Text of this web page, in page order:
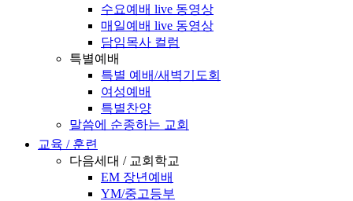
수요예배 live 동영상
매일예배 live 동영상
담임목사 컬럼
특별예배
특별 예배/새벽기도회
여성예배
특별찬양
말씀에 순종하는 교회
교육 / 훈련
다음세대 / 교회학교
EM 장년예배
YM/중고등부